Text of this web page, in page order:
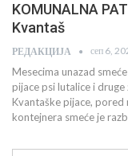
KOMUNALNA
Kvantaš
РЕДАКЦИЈА сеп 6,
Mesecima unazad
pijace psi lutalice i
Kvantaške pijace,
kontejnera smeće je